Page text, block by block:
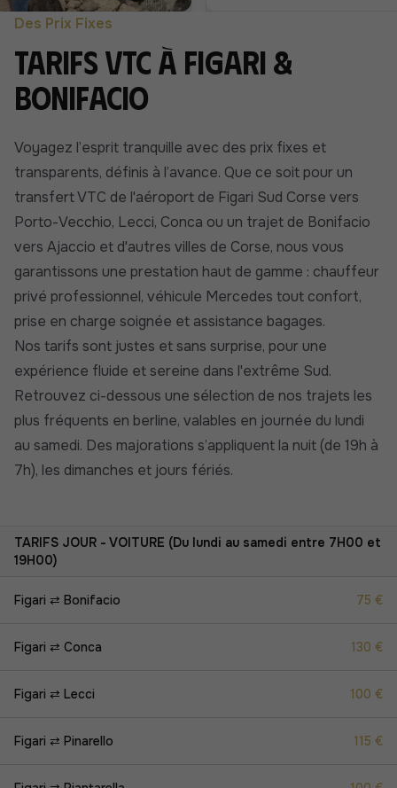
Des Prix Fixes
Tarifs VTC à Figari &
Bonifacio
Voyagez l’esprit tranquille avec des prix fixes et
transparents, définis à l’avance. Que ce soit pour un
transfert VTC de l'aéroport de Figari Sud Corse vers
Porto-Vecchio, Lecci, Conca ou un trajet de Bonifacio
vers Ajaccio et d'autres villes de Corse, nous vous
garantissons une prestation haut de gamme : chauffeur
privé professionnel, véhicule Mercedes tout confort,
prise en charge soignée et assistance bagages.
Nos tarifs sont justes et sans surprise, pour une
expérience fluide et sereine dans l'extrême Sud.
Retrouvez ci-dessous une sélection de nos trajets les
plus fréquents en berline, valables en journée du lundi
au samedi. Des majorations s’appliquent la nuit (de 19h à
7h), les dimanches et jours fériés.
TARIFS JOUR - VOITURE (Du lundi au samedi entre 7H00 et
19H00)
Figari ⇄ Bonifacio 75 €
Figari ⇄ Conca 130 €
Figari ⇄ Lecci 100 €
Figari ⇄ Pinarello 115 €